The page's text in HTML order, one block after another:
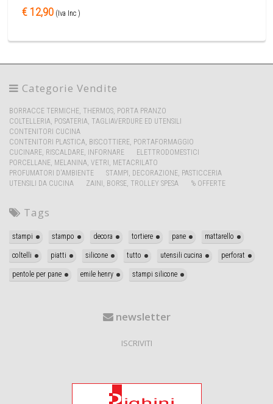
€ 12,90(Iva Inc )
Categorie Vendite
BORRACCE TERMICHE, THERMOS, PORTA PRANZO
COLTELLERIA, POSATERIA, TAGLIAVERDURE ED UTENSILI
CONTENITORI CUCINA
CONTENITORI PLASTICA, BISCOTTIERE, PORTAFORMAGGIO
CUCINARE, RISCALDARE, INFORNARE
ELETTRODOMESTICI
PORCELLANE, MELANINA, VETRI, METACRILATO
PROFUMATORI D'AMBIENTE
STAMPI, DECORAZIONE, PASTICCERIA
UTENSILI DA CUCINA
ZAINI, BORSE, TROLLEY SPESA % OFFERTE
Tags
stampi stampo decora tortiere pane mattarello
coltelli piatti silicone tutto utensili cucina perforat
pentole per pane emile henry stampi silicone
newsletter
ISCRIVITI